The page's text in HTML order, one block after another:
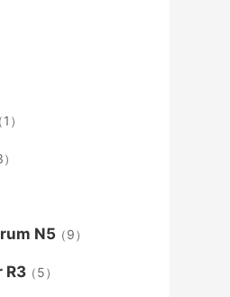
）
N5（9）
R3（5）